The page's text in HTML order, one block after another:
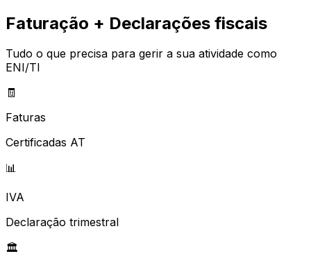
Faturação + Declarações fiscais
Tudo o que precisa para gerir a sua atividade como
ENI/TI
🧾
Faturas
Certificadas AT
📊
IVA
Declaração trimestral
🏛️